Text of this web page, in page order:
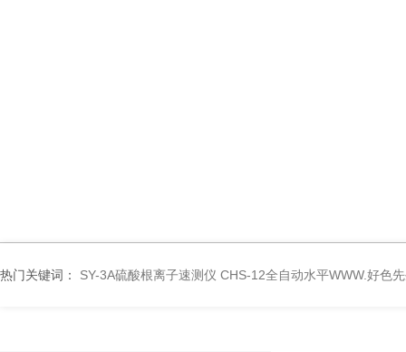
热门关键词： SY-3A硫酸根离子速测仪 CHS-12全自动水平WWW.好色